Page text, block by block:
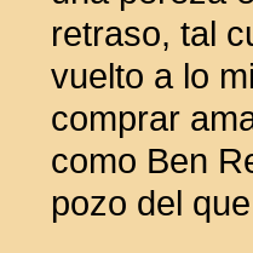
retraso, tal
vuelto a lo
comprar
como Ben
pozo del